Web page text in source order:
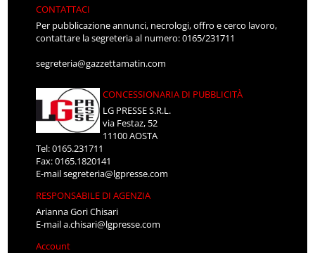
CONTATTACI
Per pubblicazione annunci, necrologi, offro e cerco lavoro,
contattare la segreteria al numero: 0165/231711
segreteria@gazzettamatin.com
CONCESSIONARIA DI PUBBLICITÀ
LG PRESSE S.R.L.
via Festaz, 52
11100 AOSTA
Tel: 0165.231711
Fax: 0165.1820141
E-mailsegreteria@lgpresse.com
RESPONSABILE DI AGENZIA
Arianna Gori Chisari
E-maila.chisari@lgpresse.com
Account